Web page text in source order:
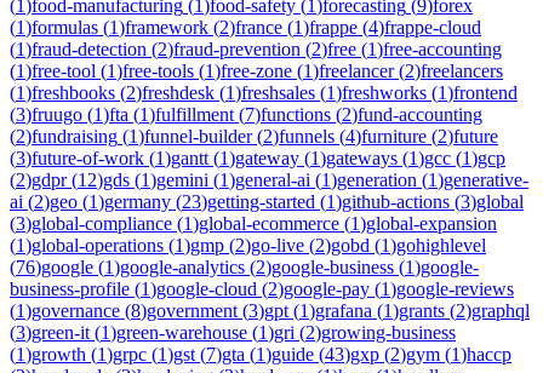
(1)food-manufacturing (1)food-safety (1)forecasting (9)forex
(1)formulas (1)framework (2)france (1)frappe (4)frappe-cloud
(1)fraud-detection (2)fraud-prevention (2)free (1)free-accounting
(1)free-tool (1)free-tools (1)free-zone (1)freelancer(2)freelancers
(1)freshbooks (2)freshdesk (1)freshsales (1)freshworks (1)frontend
(3)fruugo (1)fta (1)fulfillment (7)functions (2)fund-accounting
(2)fundraising (1)funnel-builder(2)funnels (4)furniture (2)future
(3)future-of-work (1)gantt (1)gateway (1)gateways (1)gcc (1)gcp
(2)gdpr(12)gds (1)gemini (1)general-ai (1)generation (1)generative-
ai (2)geo (1)germany (23)getting-started (1)github-actions (3)global
(3)global-compliance (1)global-ecommerce (1)global-expansion
(1)global-operations (1)gmp (2)go-live (2)gobd (1)gohighlevel
(76)google (1)google-analytics (2)google-business (1)google-
business-profile (1)google-cloud (2)google-pay (1)google-reviews
(1)governance (8)government (3)gpt (1)grafana (1)grants (2)graphql
(3)green-it (1)green-warehouse (1)gri (2)growing-business
(1)growth (1)grpc (1)gst (7)gta (1)guide (43)gxp (2)gym (1)haccp